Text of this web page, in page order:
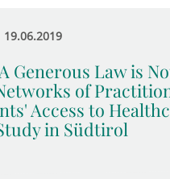
19.06.2019
Generous Law is
of
Access to
in Südtirol